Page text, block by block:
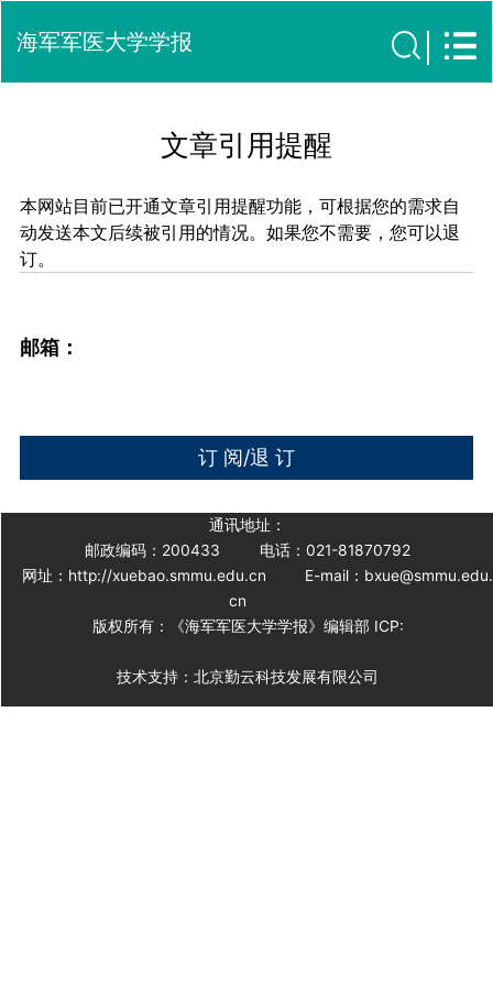
海军军医大学学报
文章引用提醒
本网站目前已开通文章引用提醒功能，可根据您的需求自
动发送本文后续被引用的情况。如果您不需要，您可以退
订。
邮箱：
通讯地址：
邮政编码：200433
电话：021-81870792
网址：http://xuebao.smmu.edu.cn
E-mail：bxue@smmu.edu.
cn
版权所有：《海军军医大学学报》编辑部 ICP:
技术支持：北京勤云科技发展有限公司